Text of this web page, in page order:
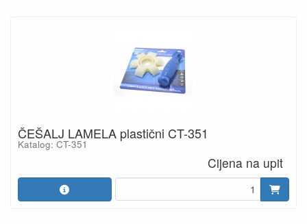
ČEŠALJ LAMELA plastični CT-351
Katalog: CT-351
Cijena na upit